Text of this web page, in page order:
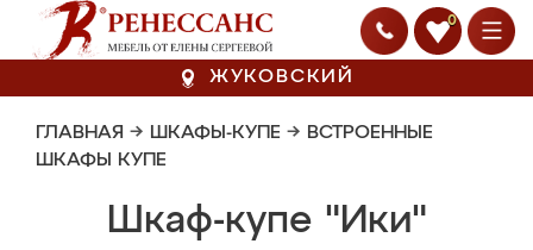
0
ЖУКОВСКИЙ
ГЛАВНАЯ → ШКАФЫ-КУПЕ → ВСТРОЕННЫЕ
ШКАФЫ КУПЕ
Шкаф-купе "Ики"